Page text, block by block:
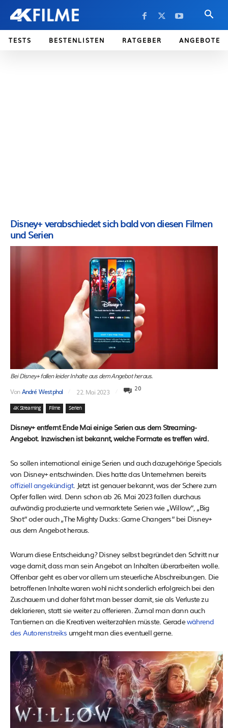
TESTS BESTENLISTEN RATGEBER ANGEBOTE
Disney+ verabschiedet sich bald von diesen Filmen
und Serien
Bei Disney+ fallen leider Inhalte aus dem Angebot heraus.
VonAndré Westphal 22. Mai 2023 20
4K Streaming Filme Serien
Disney+ entfernt Ende Mai einige Serien aus dem Streaming-
Angebot. Inzwischen ist bekannt, welche Formate es treffen wird.
So sollen international einige Serien und auch dazugehörige Specials
von Disney+ entschwinden. Dies hatte das Unternehmen bereits
offiziell angekündigt. Jetzt ist genauer bekannt, was der Schere zum
Opfer fallen wird. Denn schon ab 26. Mai 2023 fallen durchaus
aufwändig produzierte und vermarktete Serien wie „Willow“, „Big
Shot“ oder auch „The Mighty Ducks: Game Changers“ bei Disney+
aus dem Angebot heraus.
Warum diese Entscheidung? Disney selbst begründet den Schritt nur
vage damit, dass man sein Angebot an Inhalten überarbeiten wolle.
Offenbar geht es aber vor allem um steuerliche Abschreibungen. Die
betroffenen Inhalte waren wohl nicht sonderlich erfolgreich bei den
Zuschauern und daher fährt man besser damit, sie als Verluste zu
deklarieren, statt sie weiter zu offerieren. Zumal man dann auch
Tantiemen an die Kreativen weiterzahlen müsste. Geradewährend
des Autorenstreiks umgeht man dies eventuell gerne.